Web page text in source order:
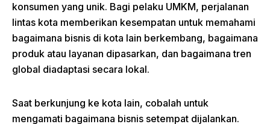
konsumen yang unik. Bagi pelaku UMKM, perjalanan
lintas kota memberikan kesempatan untuk memahami
bagaimana bisnis di kota lain berkembang, bagaimana
produk atau layanan dipasarkan, dan bagaimana tren
global diadaptasi secara lokal.
Saat berkunjung ke kota lain, cobalah untuk
mengamati bagaimana bisnis setempat dijalankan.